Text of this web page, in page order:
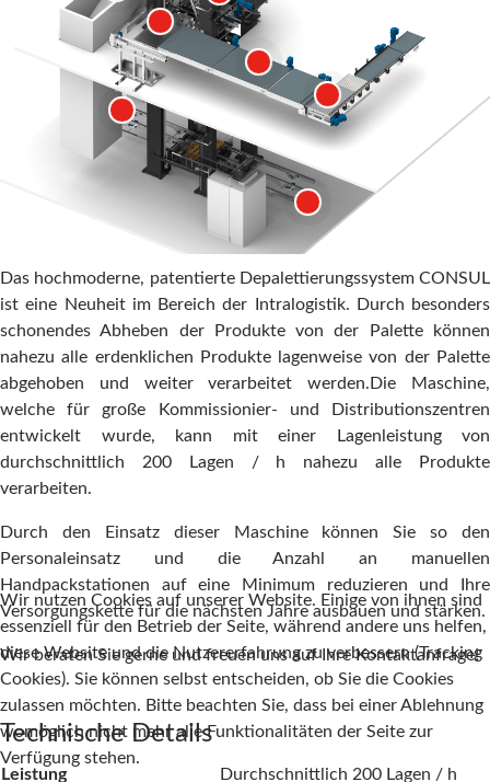
Das hochmoderne, patentierte Depalettierungssystem CONSUL
ist eine Neuheit im Bereich der Intralogistik. Durch besonders
schonendes Abheben der Produkte von der Palette können
nahezu alle erdenklichen Produkte lagenweise von der Palette
abgehoben und weiter verarbeitet werden.Die Maschine,
welche für große Kommissionier- und Distributionszentren
entwickelt wurde, kann mit einer Lagenleistung von
durchschnittlich 200 Lagen / h nahezu alle Produkte
verarbeiten.
Durch den Einsatz dieser Maschine können Sie so den
Personaleinsatz und die Anzahl an manuellen
Handpackstationen auf eine Minimum reduzieren und Ihre
Versorgungskette für die nächsten Jahre ausbauen und stärken.
Wir beraten Sie gerne und freuen uns auf Ihre Kontaktanfrage!
Technische Details
Leistung Durchschnittlich 200 Lagen / h
Wir nutzen Cookies auf unserer Website. Einige von ihnen sind
essenziell für den Betrieb der Seite, während andere uns helfen,
diese Website und die Nutzererfahrung zu verbessern (Tracking
Cookies). Sie können selbst entscheiden, ob Sie die Cookies
zulassen möchten. Bitte beachten Sie, dass bei einer Ablehnung
womöglich nicht mehr alle Funktionalitäten der Seite zur
Verfügung stehen.